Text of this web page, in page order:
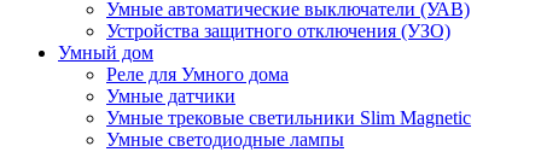
Умные автоматические выключатели (УАВ)
Устройства защитного отключения (УЗО)
Умный дом
Реле для Умного дома
Умные датчики
Умные трековые светильники Slim Magnetic
Умные светодиодные лампы